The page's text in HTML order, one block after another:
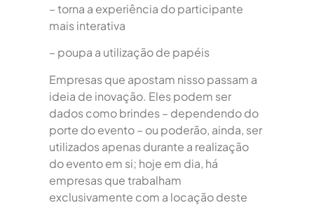
– torna a experiência do participante
mais interativa
– poupa a utilização de papéis
Empresas que apostam nisso passam a
ideia de inovação. Eles podem ser
dados como brindes – dependendo do
porte do evento – ou poderão, ainda, ser
utilizados apenas durante a realização
do evento em si; hoje em dia, há
empresas que trabalham
exclusivamente com a locação deste